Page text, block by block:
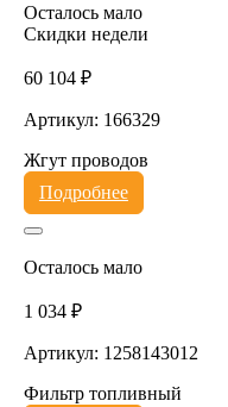
Осталось мало
Скидки недели
60 104 ₽
Артикул: 166329
Жгут проводов
Подробнее
Осталось мало
1 034 ₽
Артикул: 1258143012
Фильтр топливный